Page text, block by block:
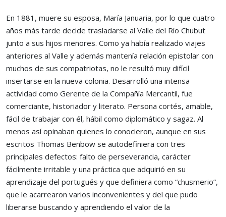
En 1881, muere su esposa, María Januaria, por lo que cuatro
años más tarde decide trasladarse al Valle del Río Chubut
junto a sus hijos menores. Como ya había realizado viajes
anteriores al Valle y además mantenía relación epistolar con
muchos de sus compatriotas, no le resultó muy difícil
insertarse en la nueva colonia. Desarrolló una intensa
actividad como Gerente de la Compañía Mercantil, fue
comerciante, historiador y literato. Persona cortés, amable,
fácil de trabajar con él, hábil como diplomático y sagaz. Al
menos así opinaban quienes lo conocieron, aunque en sus
escritos Thomas Benbow se autodefiniera con tres
principales defectos: falto de perseverancia, carácter
fácilmente irritable y una práctica que adquirió en su
aprendizaje del portugués y que definiera como “chusmerio”,
que le acarrearon varios inconvenientes y del que pudo
liberarse buscando y aprendiendo el valor de la